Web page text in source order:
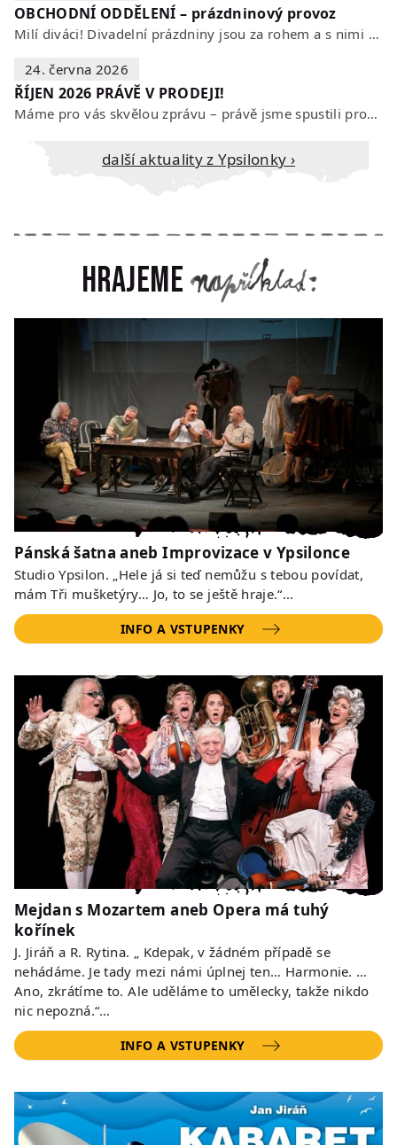
OBCHODNÍ ODDĚLENÍ – prázdninový provoz
Milí diváci! Divadelní prázdniny jsou za rohem a s nimi se mění i otevírací…
24. června 2026
ŘÍJEN 2026 PRÁVĚ V PRODEJI!
Máme pro vás skvělou zprávu – právě jsme spustili prodej vstupenek na říjen…
Další aktuality z Ypsilonky ›
Hrajeme
Pánská šatna aneb Improvizace v Ypsilonce
Studio Ypsilon. „Hele já si teď nemůžu s tebou povídat,
mám Tři mušketýry… Jo, to se ještě hraje.“…
INFO A VSTUPENKY
Mejdan s Mozartem aneb Opera má tuhý
kořínek
J. Jiráň a R. Rytina. „ Kdepak, v žádném případě se
nehádáme. Je tady mezi námi úplnej ten… Harmonie. …
Ano, zkrátíme to. Ale uděláme to umělecky, takže nikdo
nic nepozná.“…
INFO A VSTUPENKY